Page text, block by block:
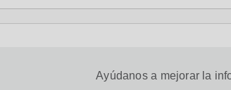
Ayúdanos a mejorar la